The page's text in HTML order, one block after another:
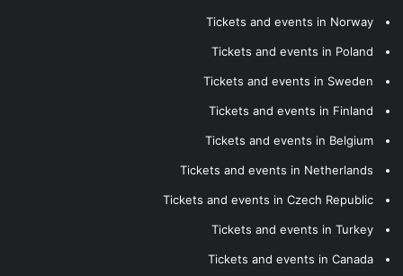
Tickets and events in Norway
Tickets and events in Poland
Tickets and events in Sweden
Tickets and events in Finland
Tickets and events in Belgium
Tickets and events in Netherlands
Tickets and events in Czech Republic
Tickets and events in Turkey
Tickets and events in Canada